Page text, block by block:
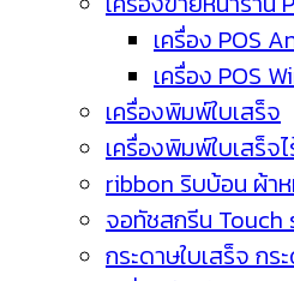
เครื่อง POS
เครื่อง POS
เครื่องพิมพ์ใบเสร็จ
เครื่องพิมพ์ใบเสร็จ
ribbon ริบบ้อน ผ้า
จอทัชสกรีน Touch
กระดาษใบเสร็จ กร